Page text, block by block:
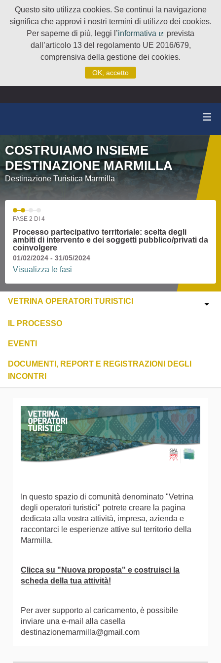
Questo sito utilizza cookies. Se continui la navigazione
significa che approvi i nostri termini di utilizzo dei cookies.
Per saperne di più, leggi l’informativa
(Collegamento
prevista
dall’articolo 13 del regolamento UE 2016/679,
comprensiva della gestione dei cookies.
OK, accetto
COSTRUIAMO INSIEME
DESTINAZIONE MARMILLA
Destinazione Turistica Marmilla
FASE 2 DI 4
Processo partecipativo territoriale: scelta degli
ambiti di intervento e dei soggetti pubblico/privati da
coinvolgere
01/02/2024 - 31/05/2024
Visualizza le fasi
VETRINA OPERATORI TURISTICI
IL PROCESSO
EVENTI
DOCUMENTI, REPORT E REGISTRAZIONI DEGLI
INCONTRI
In questo spazio di comunità denominato "Vetrina
degli operatori turistici" potrete creare la pagina
dedicata alla vostra attività, impresa, azienda e
raccontarci le esperienze attive sul territorio della
Marmilla.
Clicca su "Nuova proposta" e costruisci la
scheda della tua attività!
Per aver supporto al caricamento, è possibile
inviare una e-mail alla casella
destinazionemarmilla@gmail.com